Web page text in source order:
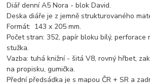
Diář denní A5 Nora - blok David.
Deska diáře je z jemně strukturovaného
Formát: 143 x 205 mm.
Počet stran: 352, papír bloku bílý, perforace
stužka.
Vazba: tuhá knižní - šitá V8, rovný hřbet,
na propisku, gumička.
Přední předsádka je s mapou ČR + SR a